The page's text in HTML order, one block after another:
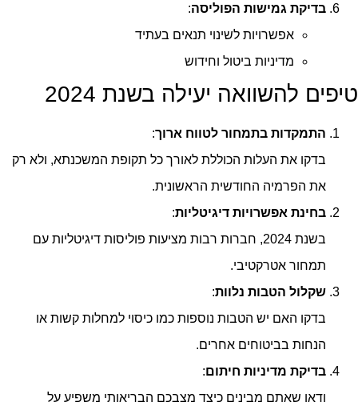
בדיקת גמישות הפוליסה:
אפשרויות לשינוי תנאים בעתיד
מדיניות ביטול וחידוש
טיפים להשוואה יעילה בשנת 2024
התמקדות בתמחור לטווח ארוך:
בדקו את העלות הכוללת לאורך כל תקופת המשכנתא, ולא רק
את הפרמיה החודשית הראשונית.
בחינת אפשרויות דיגיטליות:
בשנת 2024, חברות רבות מציעות פוליסות דיגיטליות עם
תמחור אטרקטיבי.
שקלול הטבות נלוות:
בדקו האם יש הטבות נוספות כמו כיסוי למחלות קשות או
הנחות בביטוחים אחרים.
בדיקת מדיניות חיתום:
ודאו שאתם מבינים כיצד מצבכם הבריאותי משפיע על